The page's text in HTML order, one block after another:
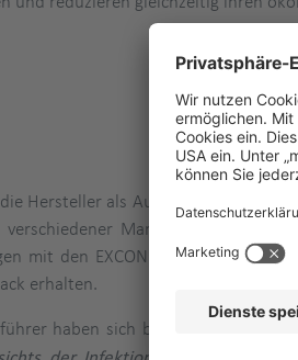
Hersteller als Auftraggeber
Marken in
mit den EXCON Remote Audits
erhalten.
haben sich bereits im Vorfeld